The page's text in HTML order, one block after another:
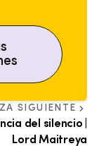
SIGUIENTE
del silencio |
Lord Maitreya